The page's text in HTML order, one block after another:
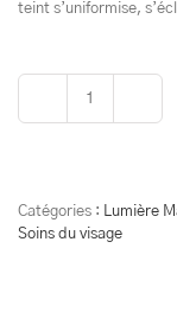
teint s’uniformise,
quantité
Catégories : Lumière
Soins du visage